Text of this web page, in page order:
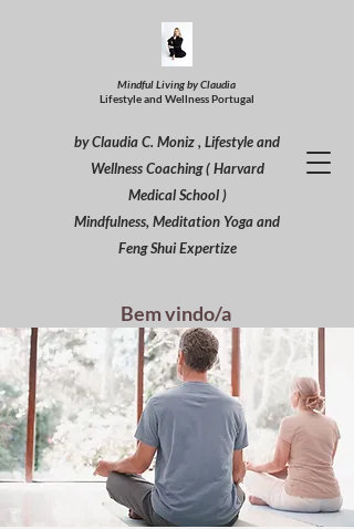
Mindful Living by Claudia
Lifestyle and Wellness Portugal
by Claudia C. Moniz , Lifestyle and
Wellness Coaching ( Harvard
Medical School )
Mindfulness, Meditation Yoga and
Feng Shui Expertize
Bem vindo/a